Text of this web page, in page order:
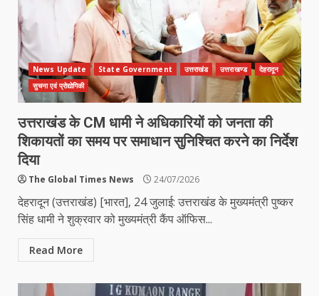
News Update State Government उत्तराखंड उत्तराखण्ड
देहरादून
सुचना एवं प्रोद्योगिकी
उत्तराखंड के CM धामी ने अधिकारियों को जनता की
शिकायतों का समय पर समाधान सुनिश्चित करने का निर्देश
दिया
The Global Times News 24/07/2026
देहरादून (उत्तराखंड) [भारत], 24 जुलाई: उत्तराखंड के मुख्यमंत्री पुष्कर
सिंह धामी ने शुक्रवार को मुख्यमंत्री कैंप ऑफिस...
Read More